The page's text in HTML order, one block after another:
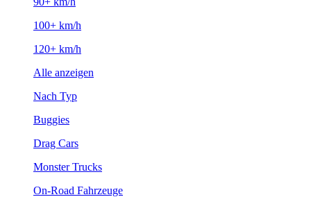
100+ km/h
120+ km/h
Alle anzeigen
Nach Typ
Buggies
Drag Cars
Monster Trucks
On-Road Fahrzeuge